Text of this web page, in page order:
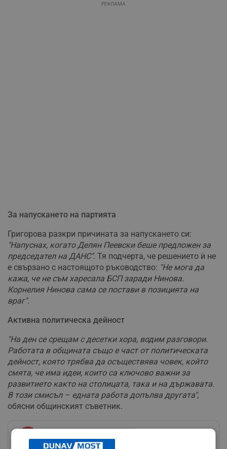
РЕКЛАМА
За напускането на партията
Григорова разкри причината за напускането си:
"Напуснах, когато Делян Пеевски беше предложен за
председател на ДАНС". Тя подчерта, че решението ѝ не
е свързано с настоящото ръководство: "Не мога да
кажа, че не съм харесала БСП заради Нинова.
Корнелия Нинова сама се постави в позицията на
враг".
Активна политическа дейност
"На ден се срещам с десетки хора, водим разговори.
Работата в общината също е част от политическата
дейност, която трябва да осъществява човек, който
смята, че има идеи, които са ключово важни за
развитието както на столицата, така и на държавата.
В този смисъл – едната работа допълва другата",
обясни общинският съветник.